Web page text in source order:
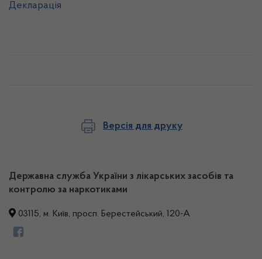
Декларація
Версія для друку
Державна служба України з лікарських засобів та
контролю за наркотиками
03115, м. Київ, просп. Берестейський, 120-А